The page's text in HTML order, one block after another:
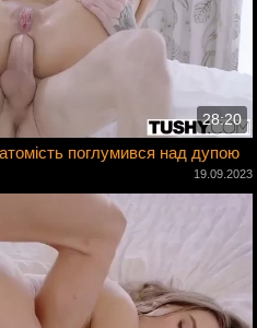
28:20
поглумився над дупою
19.09.2023